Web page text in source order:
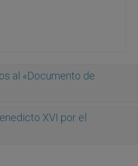
al «Documento de
XVI por el